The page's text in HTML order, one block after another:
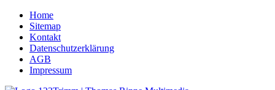
Home
Sitemap
Kontakt
Datenschutzerklärung
AGB
Impressum